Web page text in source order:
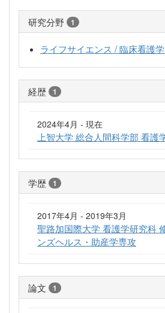
研究分野 1
ライフサイエンス / 臨床看護
経歴 1
2024年4月 - 現在
上智大学 総合人間科学部 看護
学歴 1
2017年4月 - 2019年3月
聖路加国際大学 看護学研究科
ンズヘルス・助産学専攻
論文 1